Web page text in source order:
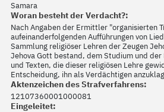
Samara
Woran besteht der Verdacht?:
Nach Angaben der Ermittler "organisierten
aufeinanderfolgenden Aufführungen von
Sammlung religiöser Lehren der Zeugen
Jehova Gott bestand, dem Studium und
und Texten, die dieser religiösen Lehre
Entscheidung, ihn als Verdächtigen
Aktenzeichen des Strafverfahrens:
12107360001000081
Eingeleitet: